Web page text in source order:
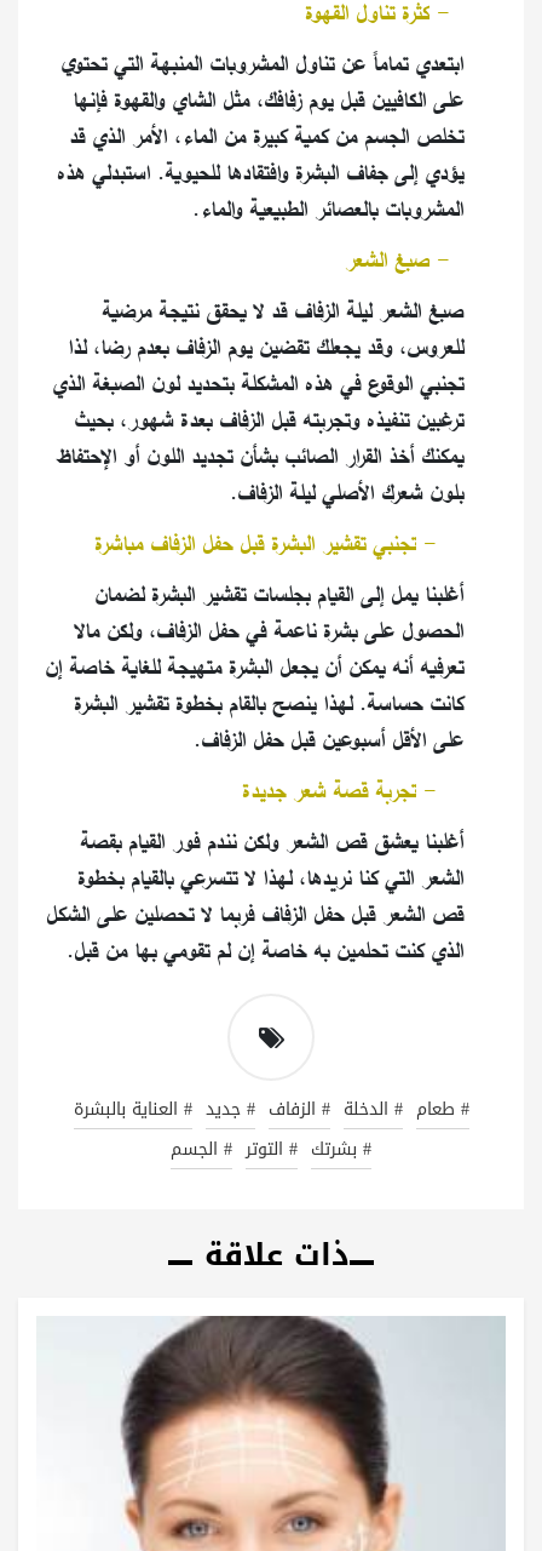
- كثرة تناول القهوة
ابتعدي تماماً عن تناول المشروبات المنبهة التي تحتوي
على الكافيين قبل يوم زفافك، مثل الشاي والقهوة فإنها
تخلص الجسم من كمية كبيرة من الماء، الأمر الذي قد
يؤدي إلى جفاف البشرة وافتقادها للحيوية. استبدلي هذه
المشروبات بالعصائر الطبيعية والماء.
- صبغ الشعر
صبغ الشعر ليلة الزفاف قد لا يحقق نتيجة مرضية
للعروس، وقد يجعلك تقضين يوم الزفاف بعدم رضا، لذا
تجنبي الوقوع في هذه المشكلة بتحديد لون الصبغة الذي
ترغبين تنفيذه وتجربته قبل الزفاف بعدة شهور، بحيث
يمكنك أخذ القرار الصائب بشأن تجديد اللون أو الإحتفاظ
بلون شعرك الأصلي ليلة الزفاف.
- تجنبي تقشير البشرة قبل حفل الزفاف مباشرة
أغلبنا يمل إلى القيام بجلسات تقشير البشرة لضمان
الحصول على بشرة ناعمة في حفل الزفاف، ولكن مالا
تعرفيه أنه يمكن أن يجعل البشرة متهيجة للغاية خاصة إن
كانت حساسة. لهذا ينصح بالقام بخطوة تقشير البشرة
على الأقل أسبوعين قبل حفل الزفاف.
- تجربة قصة شعر جديدة
أغلبنا يعشق قص الشعر ولكن نندم فور القيام بقصة
الشعر التي كنا نريدها، لهذا لا تتسرعي بالقيام بخطوة
قص الشعر قبل حفل الزفاف فربما لا تحصلين على الشكل
الذي كنت تحلمين به خاصة إن لم تقومي بها من قبل.
# طعام # الدخلة # الزفاف # جديد # العناية بالبشرة
# بشرتك # التوتر # الجسم
ذات علاقة